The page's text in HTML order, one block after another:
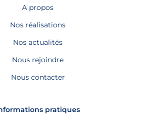
A propos
Nos réalisations
Nos actualités
Nous rejoindre
Nous contacter
pratiques